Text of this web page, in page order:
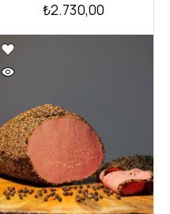
₺2.730,00